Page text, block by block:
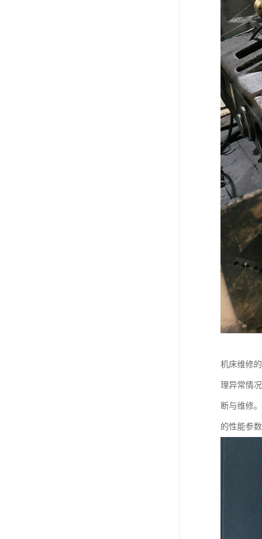
机床维修
理异常情
断与维修
的性能参